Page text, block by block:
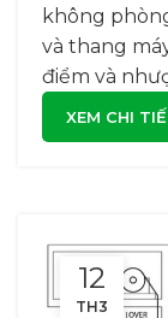
không
và thang
điểm và
XEM CHI
12
TH3